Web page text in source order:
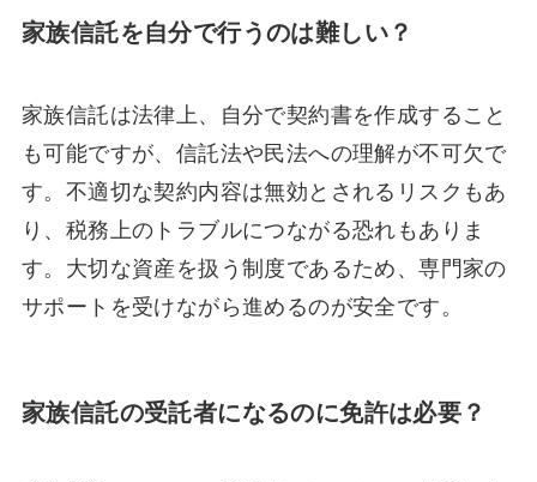
家族信託を自分で行うのは難しい？
家族信託は法律上、自分で契約書を作成すること
も可能ですが、信託法や民法への理解が不可欠で
す。不適切な契約内容は無効とされるリスクもあ
り、税務上のトラブルにつながる恐れもありま
す。大切な資産を扱う制度であるため、専門家の
サポートを受けながら進めるのが安全です。
家族信託の受託者になるのに免許は必要？